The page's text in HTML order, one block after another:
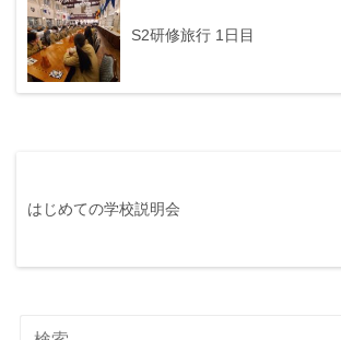
S2研修旅行 1日目
はじめての学校説明会